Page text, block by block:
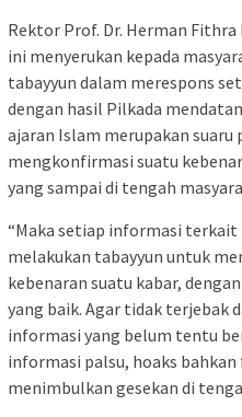
Rektor Prof. Dr. Herman
ini menyerukan kepada
tabayyun dalam merespons
dengan hasil Pilkada
ajaran Islam merupakan
mengkonfirmasi suatu
yang sampai di tengah
“Maka setiap informasi
melakukan tabayyun untuk
kebenaran suatu kabar,
yang baik. Agar tidak terjebak
informasi yang belum tentu
informasi palsu, hoaks
menimbulkan gesekan di